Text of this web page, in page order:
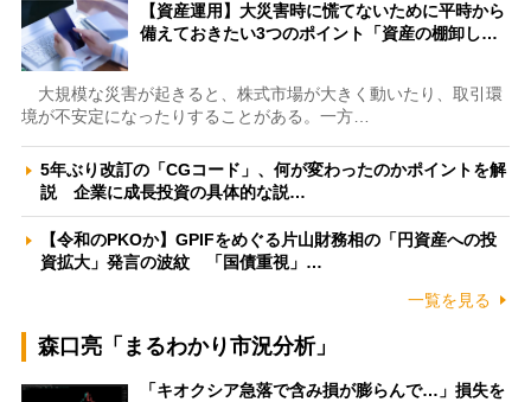
【資産運用】大災害時に慌てないために平時から
備えておきたい3つのポイント「資産の棚卸し…
大規模な災害が起きると、株式市場が大きく動いたり、取引環
境が不安定になったりすることがある。一方…
5年ぶり改訂の「CGコード」、何が変わったのかポイントを解
説 企業に成長投資の具体的な説…
【令和のPKOか】GPIFをめぐる片山財務相の「円資産への投
資拡大」発言の波紋 「国債重視」…
一覧を見る
森口亮「まるわかり市況分析」
「キオクシア急落で含み損が膨らんで…」損失を